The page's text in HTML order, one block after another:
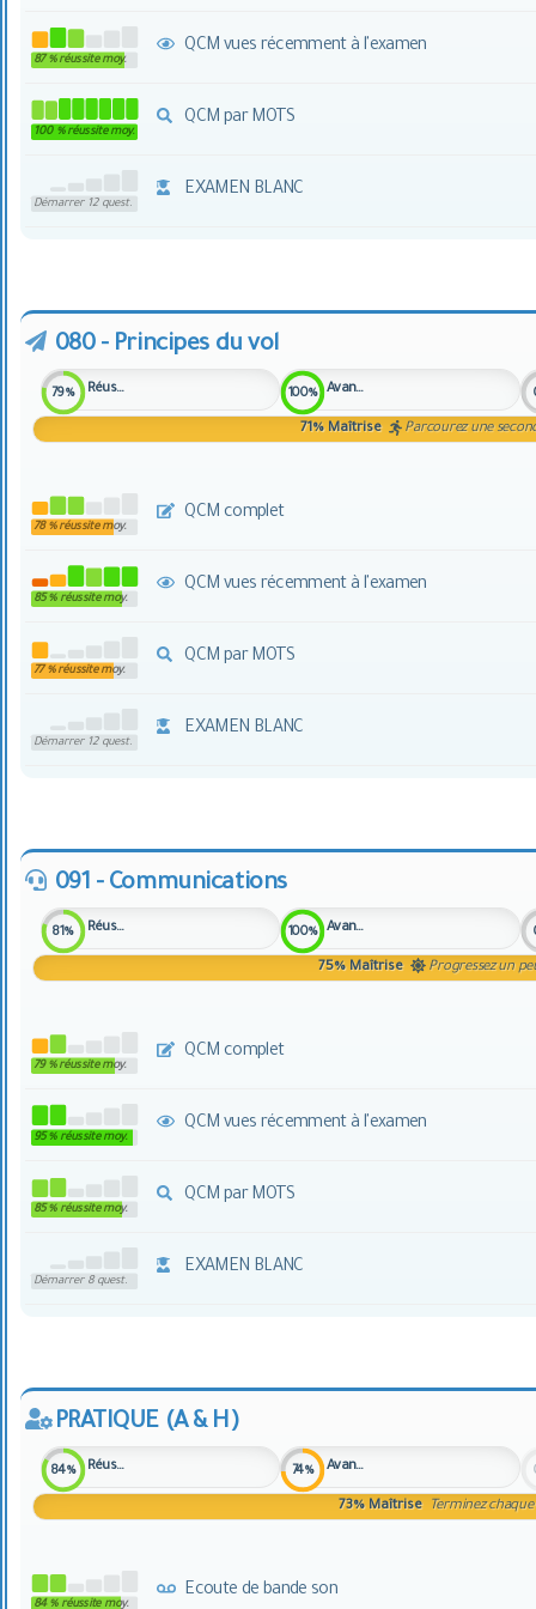
87 % réussite moy.
QCM vues récemment à l'examen
100 % réussite moy.
QCM par MOTS
Démarrer 12 quest.
EXAMEN BLANC
080 - Principes du vol
79% Réussite 100% Avancement
71% Maîtrise Parcourez une
78 % réussite moy.
QCM complet
85 % réussite moy.
QCM vues récemment à l'examen
77 % réussite moy.
QCM par MOTS
Démarrer 12 quest.
EXAMEN BLANC
091 - Communications
81% Réussite 100% Avancement
75% Maîtrise Progressez un
79 % réussite moy.
QCM complet
95 % réussite moy.
QCM vues récemment à l'examen
85 % réussite moy.
QCM par MOTS
Démarrer 8 quest.
EXAMEN BLANC
PRATIQUE (A & H)
84% Réussite 74% Avancement
73% Maîtrise Terminez
84 % réussite moy.
Ecoute de bande son